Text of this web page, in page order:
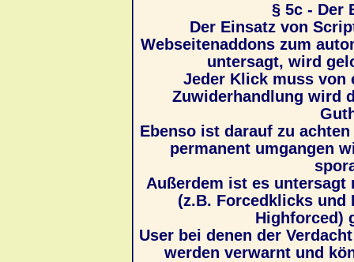
§ 5c - Der
Der Einsatz von
Webseitenaddons zum
untersagt, wird
Jeder Klick muss von
Zuwiderhandlung wird
Ebenso ist darauf zu
permanent umgangen
Außerdem ist es untersagt
(z.B. Forcedklicks
Highforced)
User bei denen der
werden verwarnt und